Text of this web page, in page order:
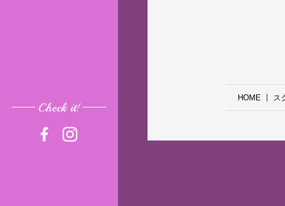
Check it!
HOME ス